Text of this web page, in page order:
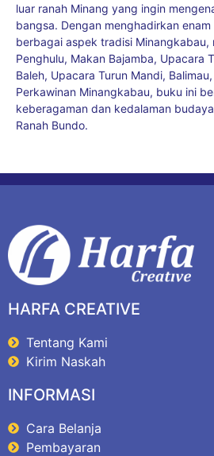
luar ranah Minang yang ingin
bangsa. Dengan menghadirkan
berbagai aspek tradisi Minangkabau,
Penghulu, Makan Bajamba, Upacara
Baleh, Upacara Turun Mandi,
Perkawinan Minangkabau, buku ini
keberagaman dan kedalaman
Ranah Bundo.
HARFA CREATIVE
Tentang Kami
Kirim Naskah
INFORMASI
Cara Belanja
Pembayaran